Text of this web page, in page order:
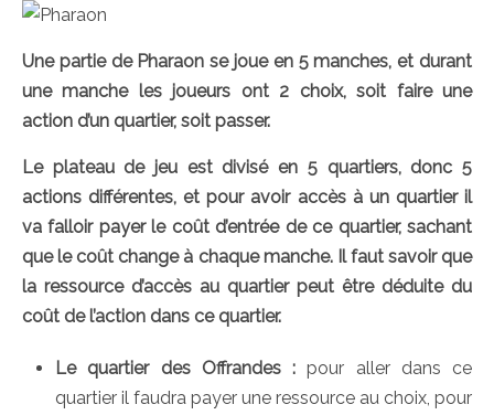
Une partie de Pharaon se joue en 5 manches, et durant
une manche les joueurs ont 2 choix, soit faire une
action d’un quartier, soit passer.
Le plateau de jeu est divisé en 5 quartiers, donc 5
actions différentes, et pour avoir accès à un quartier il
va falloir payer le coût d’entrée de ce quartier, sachant
que le coût change à chaque manche. Il faut savoir que
la ressource d’accès au quartier peut être déduite du
coût de l’action dans ce quartier.
Le quartier des Offrandes : pour aller dans ce
quartier il faudra payer une ressource au choix, pour